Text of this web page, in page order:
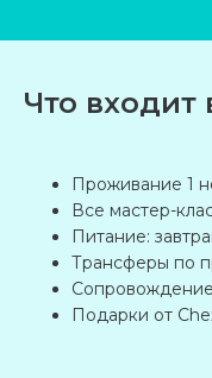
Что входит
Проживание 1
Все мастер-
Питание:
Трансферы по
Подарки от
Номер телефона
+7
Возраст участников